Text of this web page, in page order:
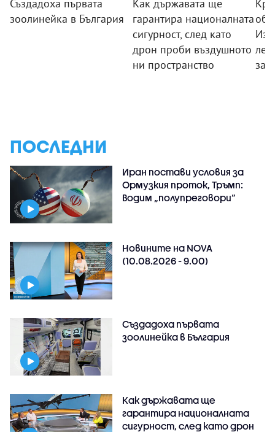
Създадоха първата
зоолинейка в България
Как държавата ще
гарантира националната
сигурност, след като
дрон проби въздушното
ни пространство
ПОСЛЕДНИ
Иран постави условия за
Ормузкия проток, Тръмп:
Водим „полупреговори“
Новините на NOVA
(10.08.2026 - 9.00)
Създадоха първата
зоолинейка в България
Как държавата ще
гарантира националната
сигурност, след като дрон